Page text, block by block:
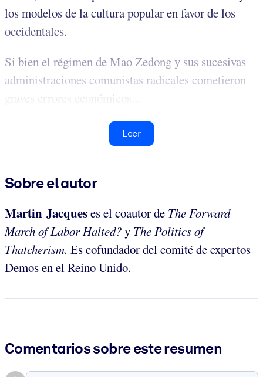
los modelos de la cultura popular en favor de los
occidentales.
Si bien el régimen de Mao Zedong y sus sucesivas
administraciones comunistas radicales cometieron
graves errores económicos...
Leer
Sobre el autor
Martin Jacqueses el coautor de The Forward
March of Labor Halted?y The Politics of
Thatcherism. Es cofundador del comité de expertos
Demos en el Reino Unido.
Comentarios sobre este resumen